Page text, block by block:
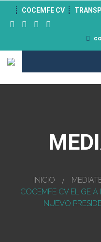
COCEMFE CV
INICIO
COCEMFE CV ELIGE
NUEVO